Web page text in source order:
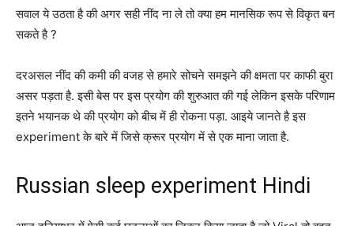
सवाल ये उठता है की अगर सही नींद ना ले तो क्या हम मानसिक रूप से विकृत बन
सकते है ?
दरअसल नींद की कमी की वजह से हमारे सोचने समझने की क्षमता पर काफी बुरा
असर पड़ता है. इसी बेस पर इस प्रयोग की शुरुआत की गई लेकिन इसके परिणाम
इतने भयानक थे की प्रयोग को बीच में ही रोकना पड़ा. आइये जानते है इस
experiment के बारे में जिसे क्रूर प्रयोग में से एक माना जाता है.
Russian sleep experiment Hindi